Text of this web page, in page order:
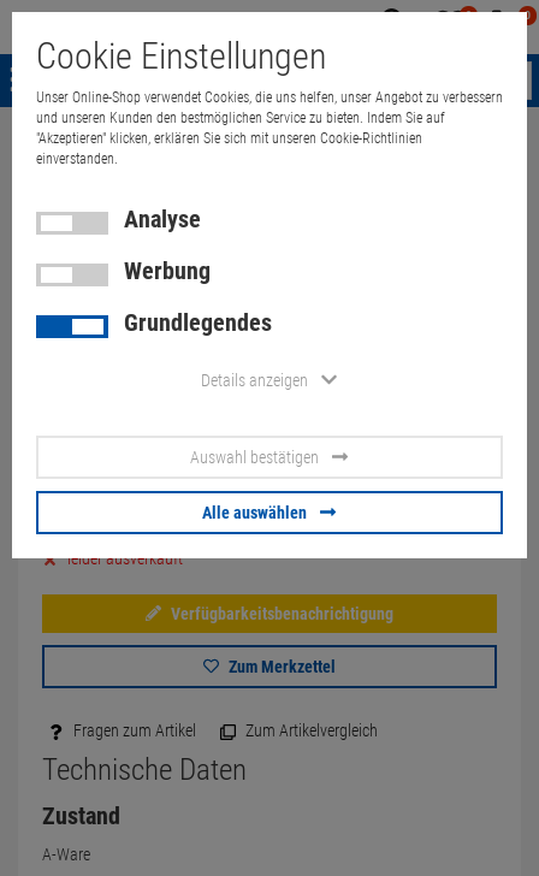
0 0
Menü
Weiter einkaufen
Dell 33YDH 50% Akku 56Wh für
Latitude 3580
23,00 €
6,00€
Lagernd:0
leider ausverkauft
Verfügbarkeitsbenachrichtigung
Zum Merkzettel
Fragen zum Artikel Zum Artikelvergleich
Technische Daten
Zustand
A-Ware
Cookie Einstellungen
Unser Online-Shop verwendet Cookies, die uns helfen, unser Angebot zu verbessern
und unseren Kunden den bestmöglichen Service zu bieten. Indem Sie auf
"Akzeptieren" klicken, erklären Sie sich mit unseren Cookie-Richtlinien
einverstanden.
Analyse
Werbung
Grundlegendes
Details anzeigen
Auswahl bestätigen
Alle auswählen